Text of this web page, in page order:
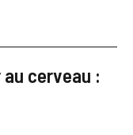
cerveau :